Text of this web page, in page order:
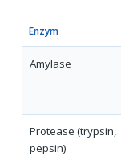
Enzym
Amylase
Protease (trypsin,
pepsin)